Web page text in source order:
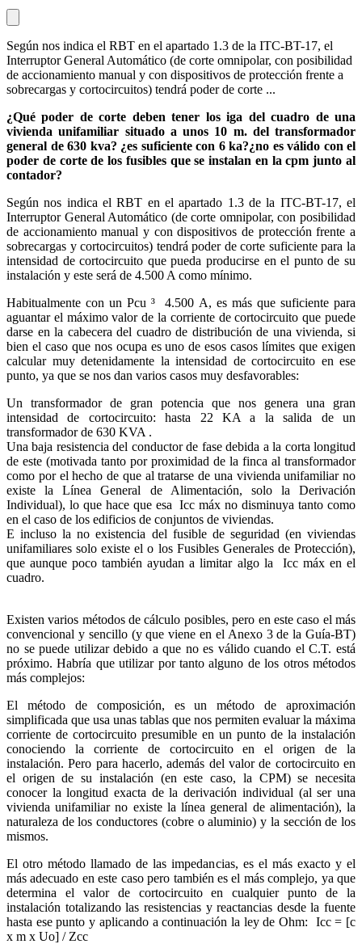
Según nos indica el RBT en el apartado 1.3 de la ITC-BT-17, el
Interruptor General Automático (de corte omnipolar, con posibilidad
de accionamiento manual y con dispositivos de protección frente a
sobrecargas y cortocircuitos) tendrá poder de corte ...
¿Qué poder de corte deben tener los iga del cuadro de una
vivienda unifamiliar situado a unos 10 m. del transformador
general de 630 kva? ¿es suficiente con 6 ka?¿no es válido con el
poder de corte de los fusibles que se instalan en la cpm junto al
contador?
Según nos indica el RBT en el apartado 1.3 de la ITC-BT-17, el
Interruptor General Automático (de corte omnipolar, con posibilidad
de accionamiento manual y con dispositivos de protección frente a
sobrecargas y cortocircuitos) tendrá poder de corte suficiente para la
intensidad de cortocircuito que pueda producirse en el punto de su
instalación y este será de 4.500 A como mínimo.
Habitualmente con un Pcu ³ 4.500 A, es más que suficiente para
aguantar el máximo valor de la corriente de cortocircuito que puede
darse en la cabecera del cuadro de distribución de una vivienda, si
bien el caso que nos ocupa es uno de esos casos límites que exigen
calcular muy detenidamente la intensidad de cortocircuito en ese
punto, ya que se nos dan varios casos muy desfavorables:
Un transformador de gran potencia que nos genera una gran
intensidad de cortocircuito: hasta 22 KA a la salida de un
transformador de 630 KVA .
Una baja resistencia del conductor de fase debida a la corta longitud
de este (motivada tanto por proximidad de la finca al transformador
como por el hecho de que al tratarse de una vivienda unifamiliar no
existe la Línea General de Alimentación, solo la Derivación
Individual), lo que hace que esa Icc máx no disminuya tanto como
en el caso de los edificios de conjuntos de viviendas.
E incluso la no existencia del fusible de seguridad (en viviendas
unifamiliares solo existe el o los Fusibles Generales de Protección),
que aunque poco también ayudan a limitar algo la Icc máx en el
cuadro.
Existen varios métodos de cálculo posibles, pero en este caso el más
convencional y sencillo (y que viene en el Anexo 3 de la Guía-BT)
no se puede utilizar debido a que no es válido cuando el C.T. está
próximo. Habría que utilizar por tanto alguno de los otros métodos
más complejos:
El método de composición, es un método de aproximación
simplificada que usa unas tablas que nos permiten evaluar la máxima
corriente de cortocircuito presumible en un punto de la instalación
conociendo la corriente de cortocircuito en el origen de la
instalación. Pero para hacerlo, además del valor de cortocircuito en
el origen de su instalación (en este caso, la CPM) se necesita
conocer la longitud exacta de la derivación individual (al ser una
vivienda unifamiliar no existe la línea general de alimentación), la
naturaleza de los conductores (cobre o aluminio) y la sección de los
mismos.
El otro método llamado de las impedancias, es el más exacto y el
más adecuado en este caso pero también es el más complejo, ya que
determina el valor de cortocircuito en cualquier punto de la
instalación totalizando las resistencias y reactancias desde la fuente
hasta ese punto y aplicando a continuación la ley de Ohm: Icc = [c
x m x Uo] / Zcc